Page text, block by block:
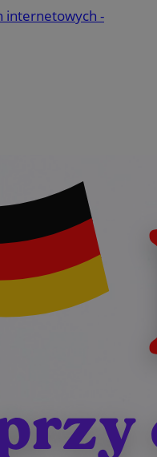
internetowych -